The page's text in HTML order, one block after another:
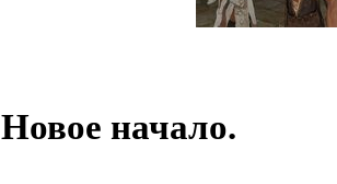
Новое начало.